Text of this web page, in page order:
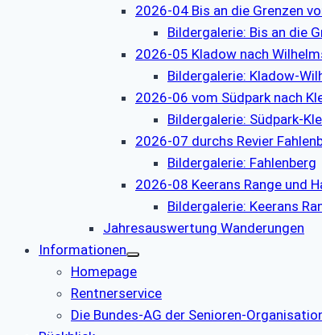
2026-04 Bis an die Grenzen
Bildergalerie: Bis an die
2026-05 Kladow nach
Bildergalerie: Kladow-
2026-06 vom Südpark nach
Bildergalerie: Südpark-
2026-07 durchs Revier
Bildergalerie: Fahlenberg
2026-08 Keerans Range und
Bildergalerie: Keerans
Jahresauswertung Wanderungen
Informationen
Homepage
Rentnerservice
Die Bundes-AG der Senioren-